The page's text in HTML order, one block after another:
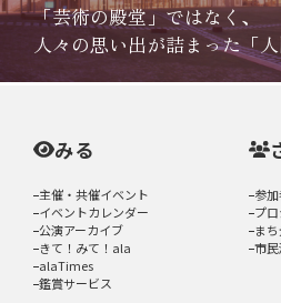
「芸術の殿堂」ではなく、
人々の思い出が詰まった「人
みる
主催・共催イベント
イベントカレンダー
公演アーカイブ
きて！みて！ala
alaTimes
鑑賞サービス
参
プ
ま
市